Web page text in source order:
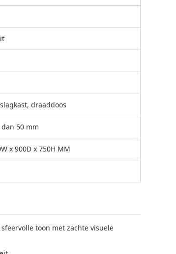
draaddoos
50 mm
x 900D x 750H MM
toon met zachte visuele